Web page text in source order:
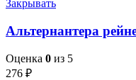
Закрывать
Альтернантера
Оценка 0 из 5
276 ₽